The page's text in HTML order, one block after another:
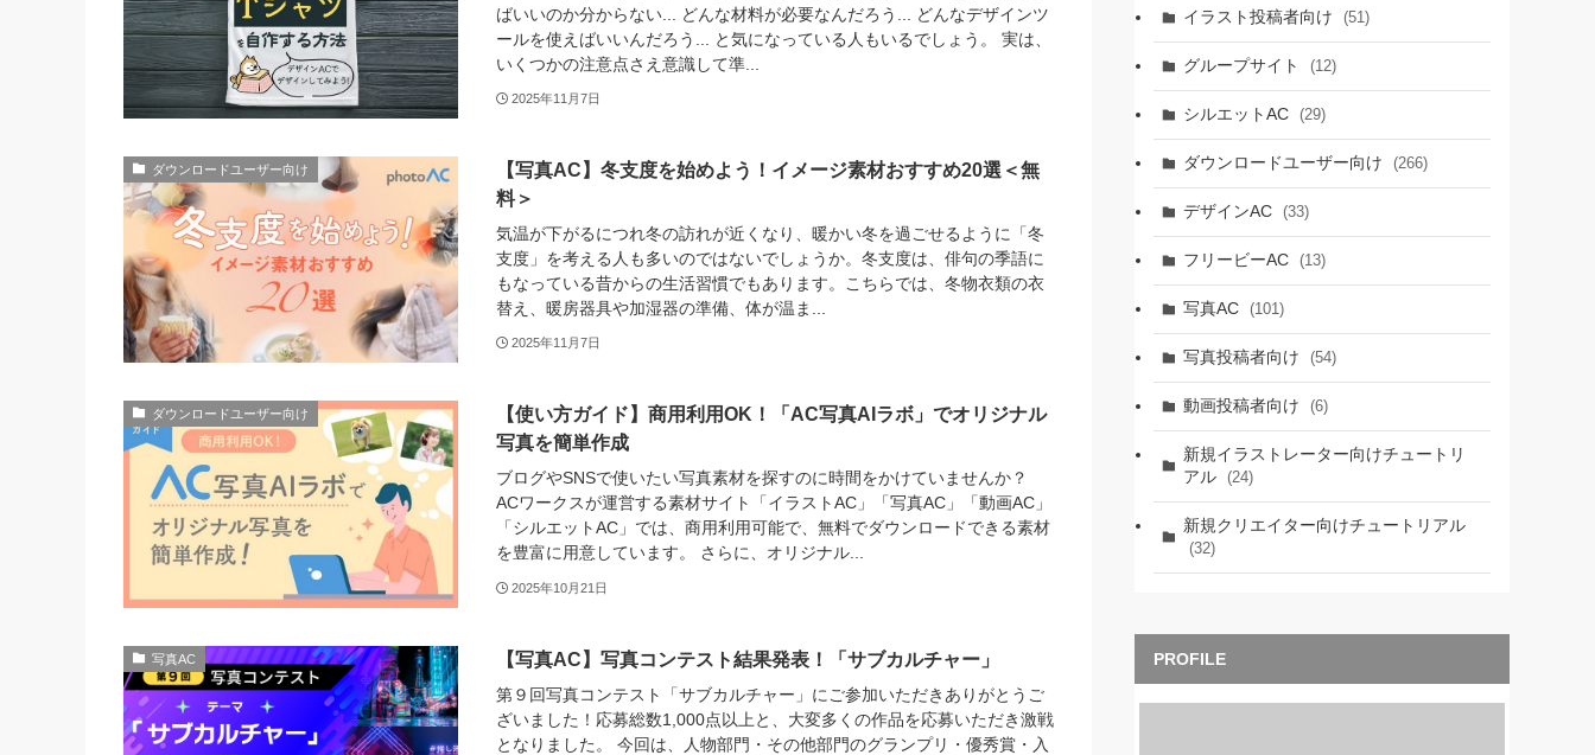
ばいいのか分からない... どんな材料が必要なんだろう... どんなデザインツ
ールを使えばいいんだろう... と気になっている人もいるでしょう。 実は、
いくつかの注意点さえ意識して準...
2025年11月7日
ダウンロードユーザー向け
【写真AC】冬支度を始めよう！イメージ素材おすすめ20選＜無
料＞
気温が下がるにつれ冬の訪れが近くなり、暖かい冬を過ごせるように「冬
支度」を考える人も多いのではないでしょうか。冬支度は、俳句の季語に
もなっている昔からの生活習慣でもあります。こちらでは、冬物衣類の衣
替え、暖房器具や加湿器の準備、体が温ま...
2025年11月7日
ダウンロードユーザー向け
【使い方ガイド】商用利用OK！「AC写真AIラボ」でオリジナル
写真を簡単作成
ブログやSNSで使いたい写真素材を探すのに時間をかけていませんか？
ACワークスが運営する素材サイト「イラストAC」「写真AC」「動画AC」
「シルエットAC」では、商用利用可能で、無料でダウンロードできる素材
を豊富に用意しています。 さらに、オリジナル...
2025年10月21日
写真AC 【写真AC】写真コンテスト結果発表！「サブカルチャー」
第９回写真コンテスト「サブカルチャー」にご参加いただきありがとうご
ざいました！応募総数1,000点以上と、大変多くの作品を応募いただき激戦
となりました。 今回は、人物部門・その他部門のグランプリ・優秀賞・入
イラスト投稿者向け (51)
グループサイト (12)
シルエットAC (29)
ダウンロードユーザー向け (266)
デザインAC (33)
フリービーAC (13)
写真AC (101)
写真投稿者向け (54)
動画投稿者向け (6)
新規イラストレーター向けチュートリ
アル (24)
新規クリエイター向けチュートリアル
(32)